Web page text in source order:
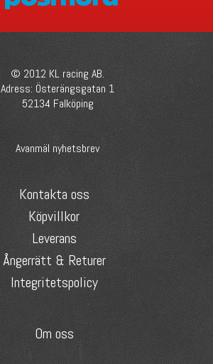
© 2012 KL racing AB.
Adress: Österängsgatan 1
52134 Falköping
Avanmäl nyhetsbrev
Kontakta oss
Köpvillkor
Leverans
Ångerrätt & Returer
Integritetspolicy
Om oss